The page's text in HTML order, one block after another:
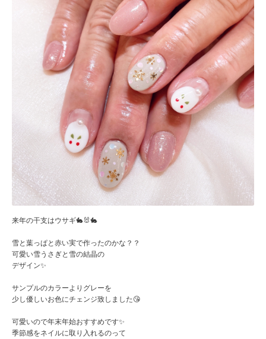
来年の干支はウサギ🐇🐰🐇
雪と葉っぱと赤い実で作ったのかな？？
可愛い雪うさぎと雪の結晶の
デザイン✨
サンプルのカラーよりグレーを
少し優しいお色にチェンジ致しました😘
可愛いので年末年始おすすめです✨
季節感をネイルに取り入れるのって